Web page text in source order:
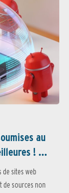
au
! ...
de sites web
de sources non